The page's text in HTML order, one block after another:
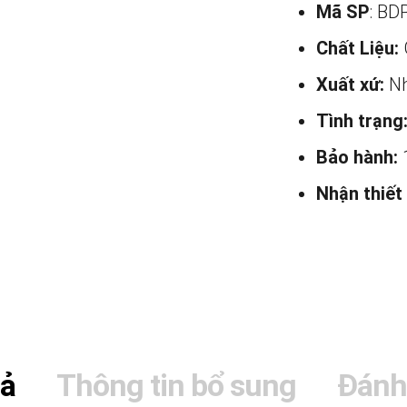
Mã SP:
Chất Liệu:
Xuất xứ:
Tình trạng:
Bảo hành:
Nhận
Thông tin bổ sung